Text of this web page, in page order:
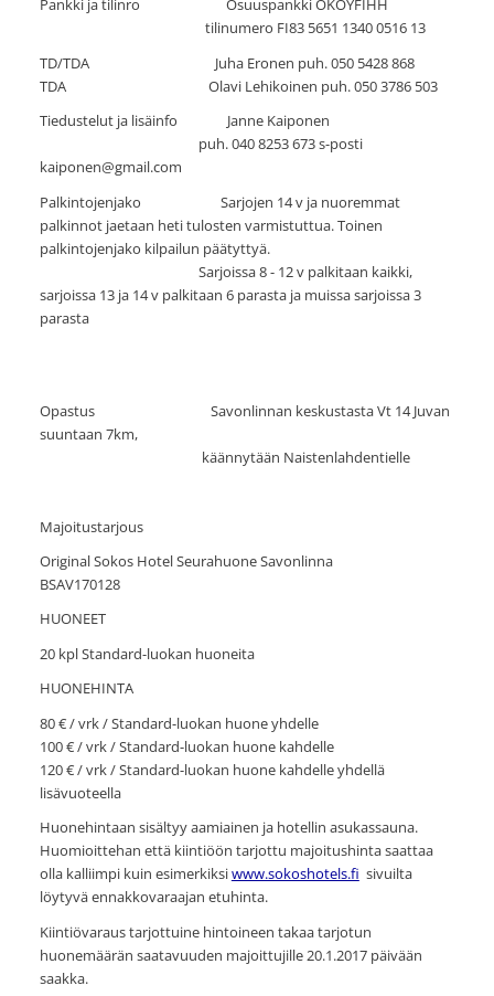
Pankki ja tilinro Osuuspankki OKOYFIHH
tilinumero FI83 5651 1340 0516 13
TD/TDA Juha Eronen puh. 050 5428 868
TDA Olavi Lehikoinen puh. 050 3786 503
Tiedustelut ja lisäinfo Janne Kaiponen
puh. 040 8253 673 s-posti
kaiponen@gmail.com
Palkintojenjako Sarjojen 14 v ja nuoremmat
palkinnot jaetaan heti tulosten varmistuttua. Toinen
palkintojenjako kilpailun päätyttyä.
Sarjoissa 8 - 12 v palkitaan kaikki,
sarjoissa 13 ja 14 v palkitaan 6 parasta ja muissa sarjoissa 3
parasta
Opastus Savonlinnan keskustasta Vt 14 Juvan
suuntaan 7km,
käännytään Naistenlahdentielle
Majoitustarjous
Original Sokos Hotel Seurahuone Savonlinna
BSAV170128
HUONEET
20 kpl Standard-luokan huoneita
HUONEHINTA
80 € / vrk / Standard-luokan huone yhdelle
100 € / vrk / Standard-luokan huone kahdelle
120 € / vrk / Standard-luokan huone kahdelle yhdellä
lisävuoteella
Huonehintaan sisältyy aamiainen ja hotellin asukassauna.
Huomioittehan että kiintiöön tarjottu majoitushinta saattaa
olla kalliimpi kuin esimerkiksiwww.sokoshotels.fi sivuilta
löytyvä ennakkovaraajan etuhinta.
Kiintiövaraus tarjottuine hintoineen takaa tarjotun
huonemäärän saatavuuden majoittujille 20.1.2017 päivään
saakka.